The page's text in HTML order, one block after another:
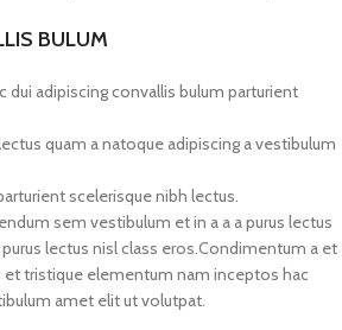
BULUM
dui adipiscing convallis bulum parturient
quam a natoque adipiscing a vestibulum
scelerisque nibh lectus.
sem vestibulum et in a a a purus lectus
lectus nisl class eros.Condimentum a et
tristique elementum nam inceptos hac
amet elit ut volutpat.